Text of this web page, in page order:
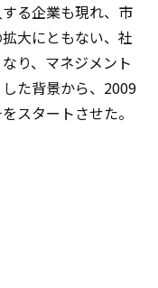
る企業も現れ、市
大にともない、社
り、マネジメント
た背景から、2009
スタートさせた。